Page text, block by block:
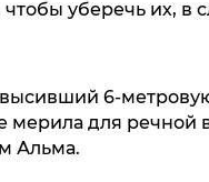
уберечь их, в
6-
мерила для речной
Альма.